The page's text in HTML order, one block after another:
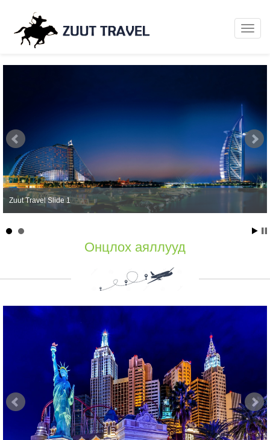
Zuut Travel Slide 1
Онцлох аяллууд